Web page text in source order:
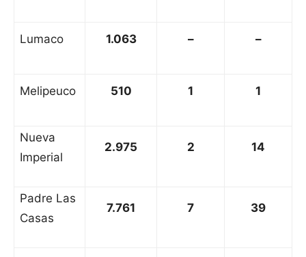
Lumaco 1.063 – –
Melipeuco 510 1 1
Nueva
Imperial
2.975 2 14
Padre Las
Casas
7.761 7 39